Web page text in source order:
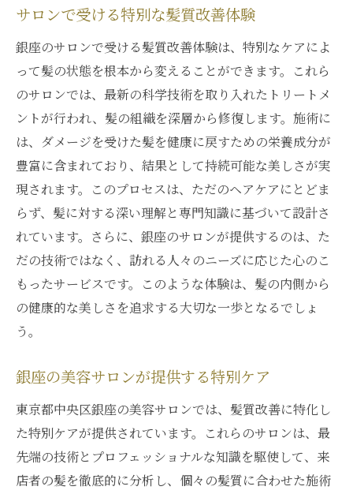
サロンで受ける特別な髪質改善体験
銀座のサロンで受ける髪質改善体験は、特別なケアによ
って髪の状態を根本から変えることができます。これら
のサロンでは、最新の科学技術を取り入れたトリートメ
ントが行われ、髪の組織を深層から修復します。施術に
は、ダメージを受けた髪を健康に戻すための栄養成分が
豊富に含まれており、結果として持続可能な美しさが実
現されます。このプロセスは、ただのヘアケアにとどま
らず、髪に対する深い理解と専門知識に基づいて設計さ
れています。さらに、銀座のサロンが提供するのは、た
だの技術ではなく、訪れる人々のニーズに応じた心のこ
もったサービスです。このような体験は、髪の内側から
の健康的な美しさを追求する大切な一歩となるでしょ
う。
銀座の美容サロンが提供する特別ケア
東京都中央区銀座の美容サロンでは、髪質改善に特化し
た特別ケアが提供されています。これらのサロンは、最
先端の技術とプロフェッショナルな知識を駆使して、来
店者の髪を徹底的に分析し、個々の髪質に合わせた施術